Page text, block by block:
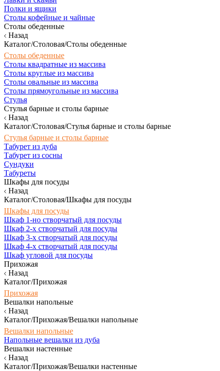
Полки и ящики
Столы кофейные и чайные
Столы обеденные
Назад
Каталог/Столовая/Столы обеденные
Столы обеденные
Столы квадратные из массива
Столы круглые из массива
Столы овальные из массива
Столы прямоугольные из массива
Стулья
Стулья барные и столы барные
Назад
Каталог/Столовая/Стулья барные и столы барные
Стулья барные и столы барные
Табурет из дуба
Табурет из сосны
Сундуки
Табуреты
Шкафы для посуды
Назад
Каталог/Столовая/Шкафы для посуды
Шкафы для посуды
Шкаф 1-но створчатый для посуды
Шкаф 2-х створчатый для посуды
Шкаф 3-х створчатый для посуды
Шкаф 4-х створчатый для посуды
Шкаф угловой для посуды
Прихожая
Назад
Каталог/Прихожая
Прихожая
Вешалки напольные
Назад
Каталог/Прихожая/Вешалки напольные
Вешалки напольные
Напольные вешалки из дуба
Вешалки настенные
Назад
Каталог/Прихожая/Вешалки настенные